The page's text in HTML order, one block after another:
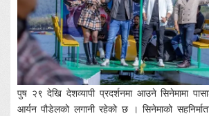
पुष २९ देखि देशव्यापी प्रदर्शनमा आउने सिनेमामा
आर्यन पौडेलको लगानी रहेको छ । सिनेमाको